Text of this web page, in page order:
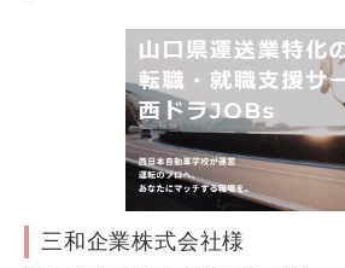
三和企業株式会社様